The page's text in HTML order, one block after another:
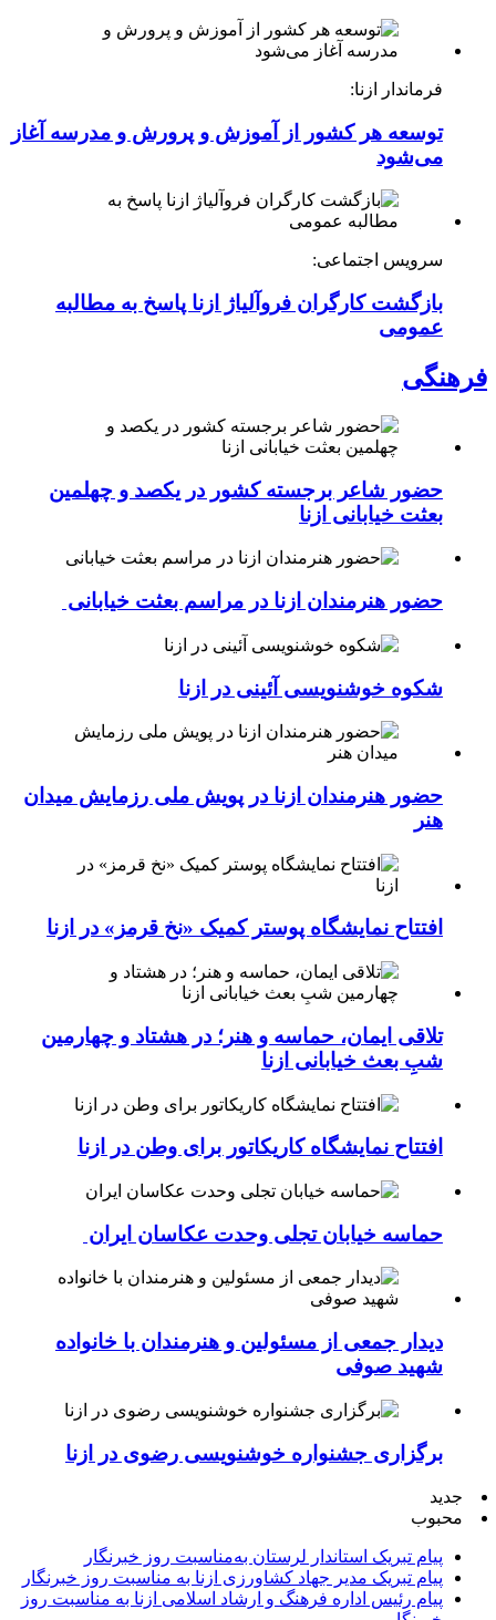
فرماندار ازنا:
توسعه هر کشور از آموزش و پرورش و مدرسه آغاز
می‌شود
سرویس اجتماعی:
بازگشت کارگران فروآلیاژ ازنا پاسخ به مطالبه
عمومی
فرهنگی
حضور شاعر برجسته کشور در یکصد و چهلمین
بعثت خیابانی ازنا
حضور هنرمندان ازنا در مراسم بعثت خیابانی
شکوه خوشنویسی آئینی در ازنا
حضور هنرمندان ازنا در پویش ملی رزمایش میدان
هنر
افتتاح نمایشگاه پوستر کمیک «نخ قرمز» در ازنا
تلاقی ایمان، حماسه و هنر؛ در هشتاد و چهارمین
شبِ بعث خیابانی ازنا
افتتاح نمایشگاه کاریکاتور برای وطن در ازنا
حماسه خیابان تجلی وحدت عکاسان ایران
دیدار جمعی از مسئولین و هنرمندان با خانواده
شهید صوفی
برگزاری جشنواره خوشنویسی رضوی در ازنا
جدید
محبوب
پیام تبریک استاندار لرستان به‌مناسبت روز خبرنگار
پیام تبریک مدیر جهاد کشاورزی ازنا به مناسبت روز خبرنگار
پیام رئیس اداره فرهنگ و ارشاد اسلامی ازنا به مناسبت روز